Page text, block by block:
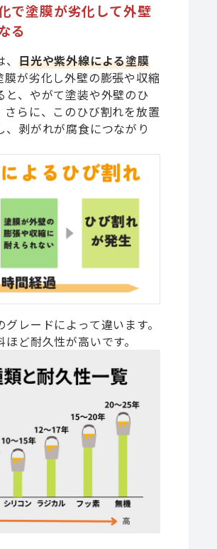
で塗膜が劣化して外壁
る
日光や紫外線による塗膜
膜が劣化し外壁の膨張や収縮
と、やがて塗装や外壁のひ
さらに、このひび割れを放置
、剥がれが腐食につながり
レードによって違います。
ど耐久性が高いです。